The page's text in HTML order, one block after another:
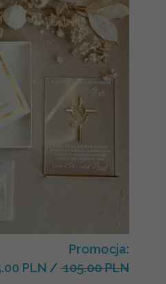
Promocja:
PLN / 105.00 PLN